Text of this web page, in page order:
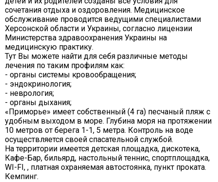
сочетания отдыха и оздоровления. Медицинское
обслуживание проводится ведущими специалистами
Херсонской области и Украины, согласно лицензии
Министерства здравоохранения Украины на
медицинскую практику.
Тут Вы можете найти для себя различные методы
лечения по таким профилям как:
- органы системы кровообращения;
- эндокринология;
- неврология;
- органы дыхания;
«Приморье» имеет собственный (4 га) песчаный пляж с
удобным выходом в море. Глубина моря на протяжении
10 метров от берега 1-1, 5 метра. Контроль на воде
осуществляется своей спасательной службой.
На территории имеется детская площадка, дискотека,
Кафе-Бар, бильярд, настольный теннис, спортплощадка,
WI-FI, , платная охраняемая автостоянка, пункт проката.
Кемпинг.